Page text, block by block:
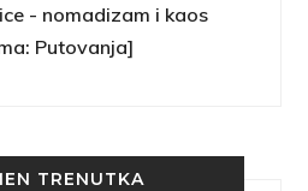
- nomadizam i kaos
Putovanja]
TRENUTKA